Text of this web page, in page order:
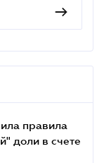
правила
доли в счете